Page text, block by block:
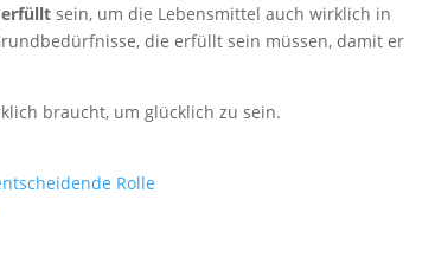
erfüllt sein, um die Lebensmittel auch wirklich in
die erfüllt sein müssen, damit er
braucht, um glücklich zu sein.
Rolle